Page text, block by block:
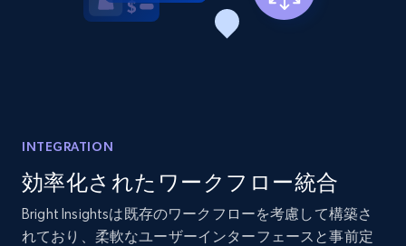
price, Currency, Availability, Reviews count, and
URL, Product id, Listing inventory id, Title, Rating,
Reviews count shop, Reviews count item, Initial
price, and more.
INTEGRATION
効率化されたワークフロー統合
Bright Insightsは既存のワークフローを考慮して構築さ
れており、柔軟なユーザーインターフェースと事前定